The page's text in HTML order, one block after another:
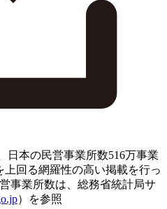
日本の民営事業所数516万事業
上回る網羅性の高い掲載を行っ
事業所数は、総務省統計局サ
）を参照